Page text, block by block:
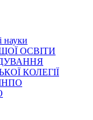
науки
ОСВІТИ
КОЛЕГІЇ